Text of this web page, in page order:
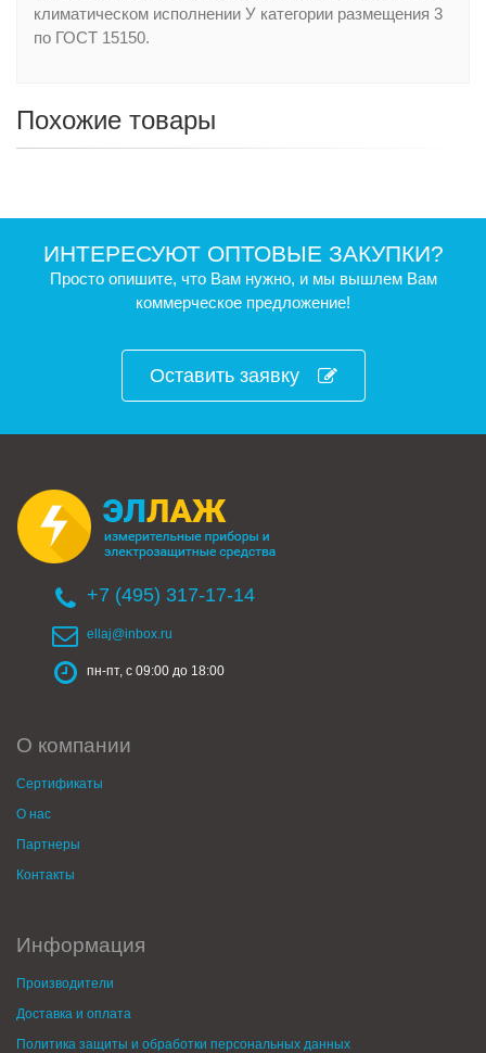
климатическом исполнении У категории размещения 3
по ГОСТ 15150.
Похожие товары
ИНТЕРЕСУЮТ ОПТОВЫЕ ЗАКУПКИ?
Просто опишите, что Вам нужно, и мы вышлем Вам
коммерческое предложение!
Оставить заявку
+7 (495) 317-17-14
ellaj@inbox.ru
пн-пт, с 09:00 до 18:00
О компании
Сертификаты
О нас
Партнеры
Контакты
Информация
Производители
Доставка и оплата
Политика защиты и обработки персональных данных